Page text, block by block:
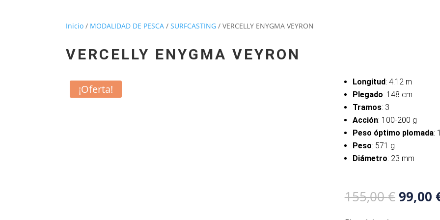
Inicio / MODALIDAD DE PESCA /SURFCASTING / VERCELLY ENYGMA VEYRON
VERCELLY ENYGMA VEYRON
¡Oferta!
Longitud: 4.12 m
Plegado: 148 cm
Tramos: 3
Acción: 100-200 g
Peso óptimo plomada:
Peso: 571 g
Diámetro: 23 mm
155,00€ El
precio
99,00